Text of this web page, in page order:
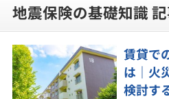
地震保険の基礎知識
賃貸で
は｜火
検討す